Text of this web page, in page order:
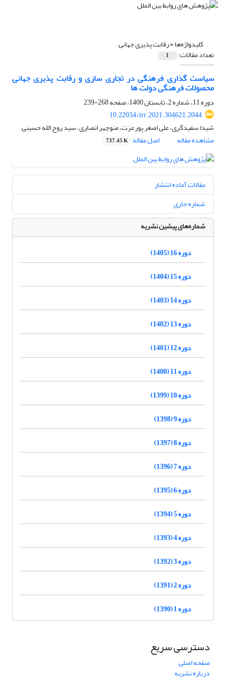
کلیدواژه‌ها =رقابت پذیری جهانی
تعداد مقالات: 1
سیاست گذاری فرهنگی در تجاری سازی و رقابت پذیری جهانی
محصولات فرهنگی دولت ها
دوره 11، شماره 2، تابستان 1400، صفحه
268-239
10.22034/irr.2021.304621.2044
شیدا سفیدگری، علی اصغر پورعزت، منوچهر انصاری، سید روح الله حسینی
مشاهده مقاله
اصل مقاله 737.45 K
مقالات آماده انتشار
شماره جاری
شماره‌های پیشین نشریه
دوره 16 (1405)
دوره 15 (1404)
دوره 14 (1403)
دوره 13 (1402)
دوره 12 (1401)
دوره 11 (1400)
دوره 10 (1399)
دوره 9 (1398)
دوره 8 (1397)
دوره 7 (1396)
دوره 6 (1395)
دوره 5 (1394)
دوره 4 (1393)
دوره 3 (1392)
دوره 2 (1391)
دوره 1 (1390)
دسترسی سریع
صفحه اصلی
درباره نشریه